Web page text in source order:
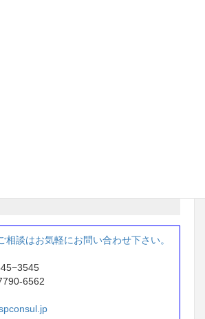
相談はお気軽にお問い合わせ下さい。
6562